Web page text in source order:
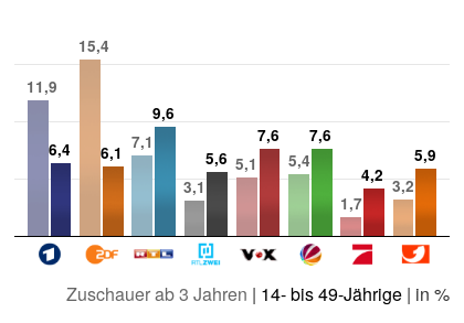
11,9
15,4
7,1
3,1
5,1 5,4
1,7
3,2
6,4 6,1
9,6
5,6
7,6
7,6
4,2
5,9
Zuschauer ab 3 Jahren | 14- bis 49-Jährige| in %